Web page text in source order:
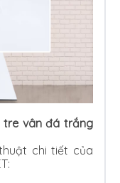
vân đá trắng
chi tiết của